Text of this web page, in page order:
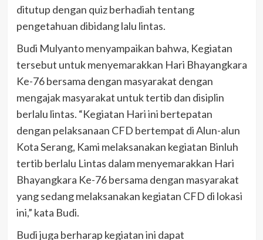
ditutup dengan quiz berhadiah tentang
pengetahuan dibidang lalu lintas.
Budi Mulyanto menyampaikan bahwa, Kegiatan
tersebut untuk menyemarakkan Hari Bhayangkara
Ke-76 bersama dengan masyarakat dengan
mengajak masyarakat untuk tertib dan disiplin
berlalu lintas. “Kegiatan Hari ini bertepatan
dengan pelaksanaan CFD bertempat di Alun-alun
Kota Serang, Kami melaksanakan kegiatan Binluh
tertib berlalu Lintas dalam menyemarakkan Hari
Bhayangkara Ke-76 bersama dengan masyarakat
yang sedang melaksanakan kegiatan CFD di lokasi
ini,” kata Budi.
Budi juga berharap kegiatan ini dapat